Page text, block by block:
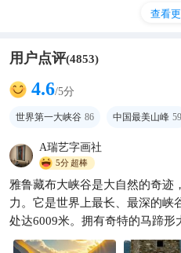
2026全新开业|米林漫尘酒店🏨
躺看南迦巴瓦日照金山
查看
用户点评(4853)
4.6/5分
世界第一大峡谷 86 中国最美山峰 59
A瑞艺字画社
5分超棒
雅鲁藏布大峡谷是大自然的奇迹
力。它是世界上最长、最深的峡
处达6009米￼￼￼。拥有奇特的马蹄
道，造就了壮观、奇特、雄伟